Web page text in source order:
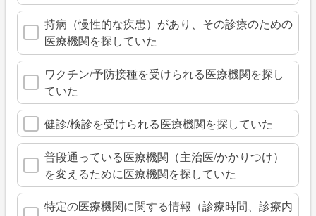
持病（慢性的な疾患）があり、その診療のための
医療機関を探していた
ワクチン/予防接種を受けられる医療機関を探し
ていた
健診/検診を受けられる医療機関を探していた
普段通っている医療機関（主治医/かかりつけ）
を変えるために医療機関を探していた
特定の医療機関に関する情報（診療時間、診療内